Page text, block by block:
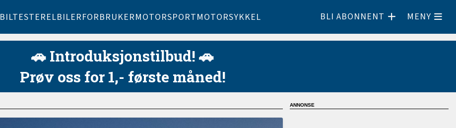
BILTESTERELBILERFORBRUKERMOTORSPORTMOTORSYKKEL BLI ABONNENT MENY
🚗 Introduksjonstilbud! 🚗
Prøv oss for 1,- første måned!